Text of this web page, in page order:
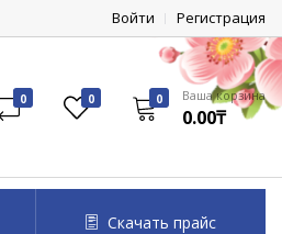
Войти Регистрация
0 0 0 Ваша корзина
0.00₸
Скачать прайс